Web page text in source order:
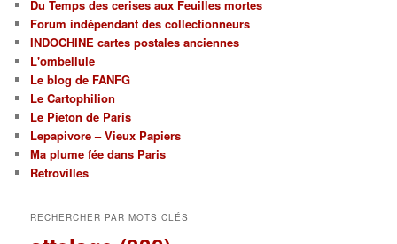
Du Temps des cerises aux Feuilles mortes
Forum indépendant des collectionneurs
INDOCHINE cartes postales anciennes
L'ombellule
Le blog de FANFG
Le Cartophilion
Le Pieton de Paris
Lepapivore – Vieux Papiers
Ma plume fée dans Paris
Retrovilles
RECHERCHER PAR MOTS CLÉS